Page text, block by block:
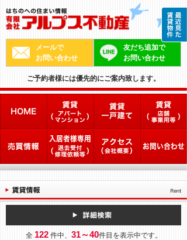
メールで
お問い合わせ
友だち追加で
お問い合わせ
ご予約者様には優先的にご案内致します。
全 122件中、 31～40件目を表示中です。